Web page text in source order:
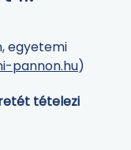
egyetemi
pannon.hu)
tételezi